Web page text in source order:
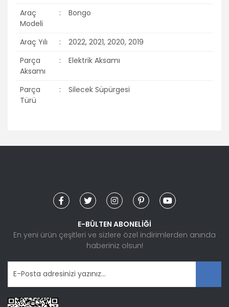
Araç
Modeli
: Bongo
Araç Yılı :
2022, 2021, 2020, 2019
Parça
Aksamı
: Elektrik Aksamı
Parça
Türü
: Silecek Süpürgesi
konularda yetersiz gördüğünüz noktaları öneri formunu
Ürün açıklamasında eksik bilgiler bulunuyor.
Ürün bilgilerinde hatalar bulunuyor.
Ürün fiyatı diğer sitelerden daha pahalı.
Bu ürüne benzer farklı alternatifler olmalı.
E-BÜLTEN ABONELİĞİ
En yeni ürün çeşitleri ve sizlere özel indirimlerden anında
haberiniz olsun!